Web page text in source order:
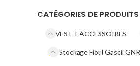
CATÉGORIES DE PRODUITS
CUVES ET ACCESSOIRES
Stockage Fioul Gasoil GNR